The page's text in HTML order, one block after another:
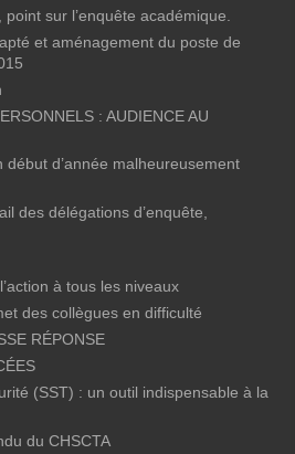
sur l’enquête académique.
et aménagement du poste de
: AUDIENCE AU
début d’année malheureusement
des délégations d’enquête,
à tous les niveaux
des collègues en difficulté
RÉPONSE
(SST) : un outil indispensable à la
du CHSCTA